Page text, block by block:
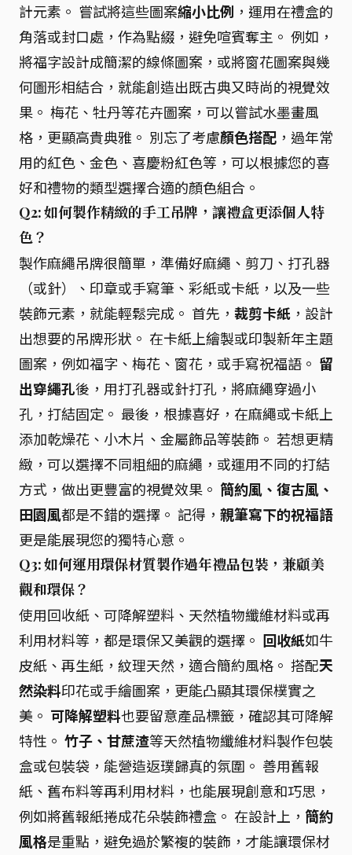
計元素。 嘗試將這些圖案縮小比例 ，運用在禮盒的
角落或封口處，作為點綴，避免喧賓奪主。 例如，
將福字設計成簡潔的線條圖案，或將窗花圖案與幾
何圖形相結合，就能創造出既古典又時尚的視覺效
果。 梅花、牡丹等花卉圖案，可以嘗試水墨畫風
格，更顯高貴典雅。 別忘了考慮顏色搭配 ，過年常
用的紅色、金色、喜慶粉紅色等，可以根據您的喜
好和禮物的類型選擇合適的顏色組合。
Q2: 如何製作精緻的手工吊牌，讓禮盒更添個人特
色？
製作麻繩吊牌很簡單，準備好麻繩、剪刀、打孔器
（或針）、印章或手寫筆、彩紙或卡紙，以及一些
裝飾元素，就能輕鬆完成。 首先， 裁剪卡紙 ，設計
出想要的吊牌形狀。 在卡紙上繪製或印製新年主題
圖案，例如福字、梅花、窗花，或手寫祝福語。 留
出穿繩孔後，用打孔器或針打孔，將麻繩穿過小
孔，打結固定。 最後，根據喜好，在麻繩或卡紙上
添加乾燥花、小木片、金屬飾品等裝飾。 若想更精
緻，可以選擇不同粗細的麻繩，或運用不同的打結
方式，做出更豐富的視覺效果。 簡約風、復古風、
田園風都是不錯的選擇。 記得， 親筆寫下的祝福語
更是能展現您的獨特心意。
Q3: 如何運用環保材質製作過年禮品包裝，兼顧美
觀和環保？
使用回收紙、可降解塑料、天然植物纖維材料或再
利用材料等，都是環保又美觀的選擇。 回收紙如牛
皮紙、再生紙，紋理天然，適合簡約風格。 搭配天
然染料印花或手繪圖案，更能凸顯其環保樸實之
美。 可降解塑料也要留意產品標籤，確認其可降解
特性。 竹子、甘蔗渣等天然植物纖維材料製作包裝
盒或包裝袋，能營造返璞歸真的氛圍。 善用舊報
紙、舊布料等再利用材料，也能展現創意和巧思，
例如將舊報紙捲成花朵裝飾禮盒。 在設計上， 簡約
風格是重點，避免過於繁複的裝飾，才能讓環保材